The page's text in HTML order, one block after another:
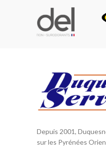
Depuis 2001,
sur les Pyrénées